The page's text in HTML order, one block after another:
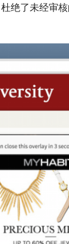
绝了未经审